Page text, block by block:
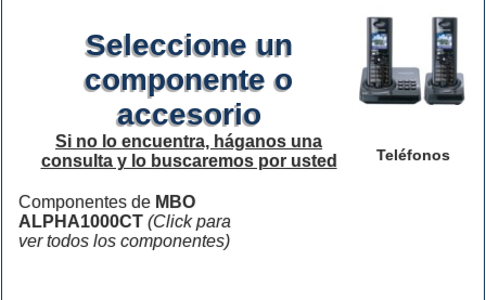
Teléfonos
Seleccione un
componente o
accesorio
Si no lo encuentra, háganos una
consulta y lo buscaremos por usted
Componentes de MBO
ALPHA1000CT (Click para
ver todos los componentes)